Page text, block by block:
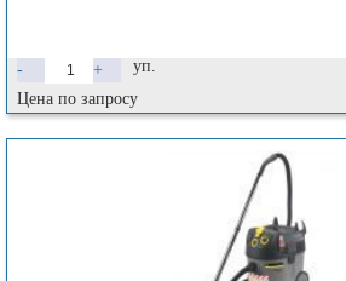
- +
уп.
Цена по запросу